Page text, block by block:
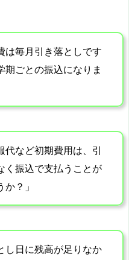
は毎月引き落としです
期ごとの振込になりま
代など初期費用は、引
く振込で支払うことが
？」
し日に残高が足りなか